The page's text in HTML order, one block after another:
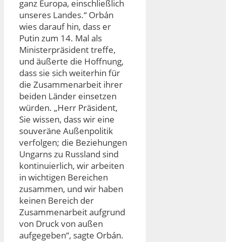
ganz Europa, einschließlich
unseres Landes.“ Orbán
wies darauf hin, dass er
Putin zum 14. Mal als
Ministerpräsident treffe,
und äußerte die Hoffnung,
dass sie sich weiterhin für
die Zusammenarbeit ihrer
beiden Länder einsetzen
würden. „Herr Präsident,
Sie wissen, dass wir eine
souveräne Außenpolitik
verfolgen; die Beziehungen
Ungarns zu Russland sind
kontinuierlich, wir arbeiten
in wichtigen Bereichen
zusammen, und wir haben
keinen Bereich der
Zusammenarbeit aufgrund
von Druck von außen
aufgegeben“, sagte Orbán.